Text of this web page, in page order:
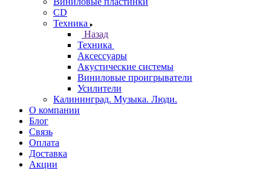
CD
Техника
Назад
Техника
Аксессуары
Акустические системы
Виниловые проигрыватели
Усилители
Калининград. Музыка. Люди.
О компании
Блог
Связь
Оплата
Доставка
Акции